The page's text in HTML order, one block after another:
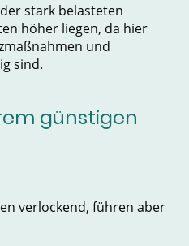
stark belasteten
höher liegen, da hier
und
sind.
günstigen
verlockend, führen aber